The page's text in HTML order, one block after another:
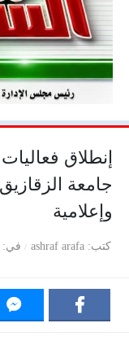
إنطلاق
جامعة
وإعلامية
كتب ashraf arafa في